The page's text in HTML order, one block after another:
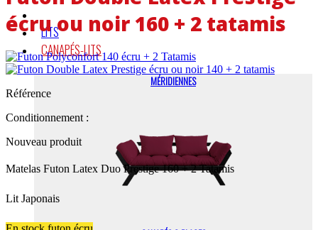
LITS
CANAPÉS-LITS
MÉRIDIENNES
écru ou noir 160 + 2 tatamis
Référence
Conditionnement :
Nouveau produit
Matelas Futon Latex Duo Prestige 160 + 2 Tatamis
Lit Japonais